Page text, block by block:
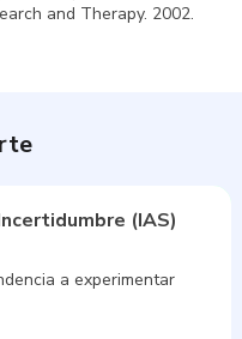
and Therapy. 2002.
(IAS)
a experimentar